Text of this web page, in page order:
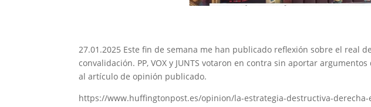
27.01.2025 Este fin de semana me han publicado reflexión sobre el real
convalidación. PP, VOX y JUNTS votaron en contra sin aportar
al artículo de opinión publicado.
https://www.huffingtonpost.es/opinion/la-estrategia-destructiva-derecha-